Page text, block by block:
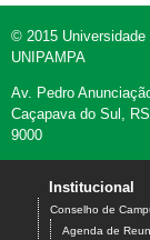
© 2015 Universidade
UNIPAMPA
Av. Pedro
Caçapava do Sul,
9000
Institucional
Conselho de
Agenda de